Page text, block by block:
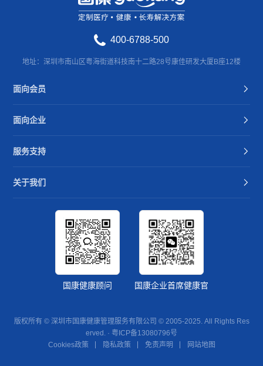
400-6788-500
地址：深圳市南山区粤海街道科技南十二路28号康佳研发大厦B座12楼
面向会员
面向企业
服务支持
关于我们
国康健康顾问 国康企业首席健康官
版权所有 © 深圳市国康健康管理服务有限公司 © 2005-2025. All Rights Res
erved. · 粤ICP备13080796号
Cookies政策
隐私政策 免责声明 网站地图